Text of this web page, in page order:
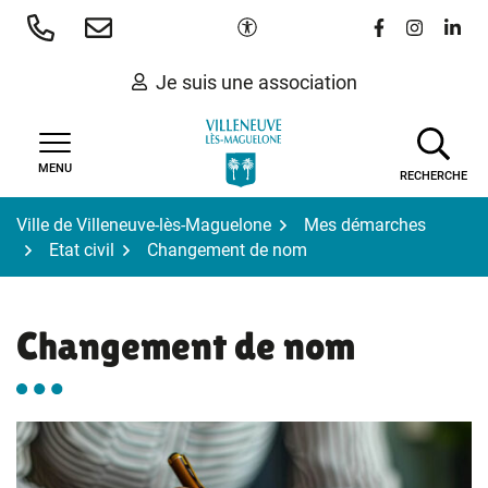
Aller
Paramètres d'accessibilité
Lien vers le
Lien vers
Lien
Je suis une association
MENU
RECHERCHE
Ville de Villeneuve-lès-Maguelone
Mes démarches
Etat civil
Changement de nom
Changement de nom